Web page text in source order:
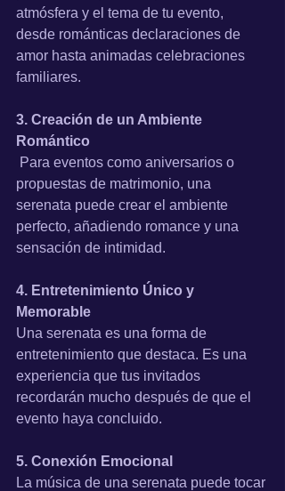
atmósfera y el tema de tu evento,
desde románticas declaraciones de
amor hasta animadas celebraciones
familiares.
3. Creación de un Ambiente
Romántico
propuestas de matrimonio, una
serenata puede crear el ambiente
perfecto, añadiendo romance y una
sensación de intimidad.
4. Entretenimiento Único y
Memorable
Una serenata es una forma de
entretenimiento que destaca. Es una
experiencia que tus invitados
recordarán mucho después de que el
evento haya concluido.
5. Conexión Emocional
La música de una serenata puede tocar